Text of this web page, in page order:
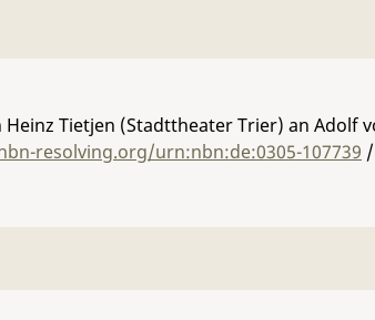
Tietjen (Stadttheater Trier) an Adolf
resolving.org/urn:nbn:de:0305-107739